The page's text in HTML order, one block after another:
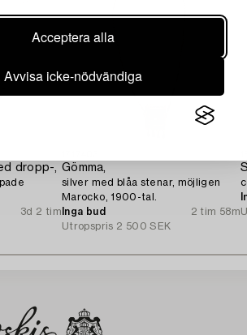
Acceptera alla
Avvisa icke-nödvändiga
dropp-,
3d 2 tim
Gömma,
silver med blåa stenar, möjligen
Marocko, 1900-tal.
Inga bud
2 tim 58m
Utropspris 2 500 SEK